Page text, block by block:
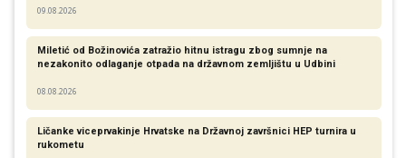
09.08.2026
Miletić od Božinovića zatražio hitnu istragu zbog sumnje na
nezakonito odlaganje otpada na državnom zemljištu u Udbini
08.08.2026
Ličanke viceprvakinje Hrvatske na Državnoj završnici HEP turnira u
rukometu